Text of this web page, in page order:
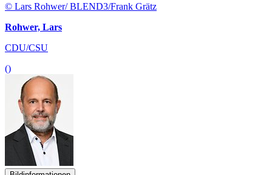
© Lars Rohwer/ BLEND3/Frank Grätz
Rohwer, Lars
CDU/CSU
()